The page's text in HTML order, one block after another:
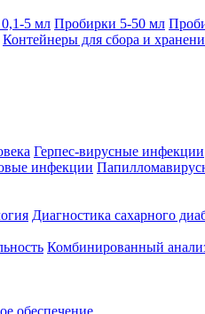
5 мл Пробирки 5-50 мл
Контейнеры для сбора и
Герпес-вирусные инфекции
инфекции
Диагностика сахарного
Комбинированный
обеспечение